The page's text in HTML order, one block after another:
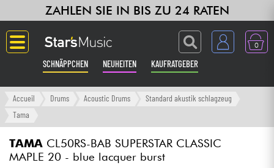
ZAHLEN SIE IN BIS ZU 24 RATEN
0
SCHNÄPPCHEN NEUHEITEN KAUFRATGEBER
Langue
Verstärker & Effekte
Accueil Drums Acoustic Drums
Standard akustik schlagzeug
Tama
TAMA CL50RS-BAB SUPERSTAR CLASSIC
MAPLE 20 - blue lacquer burst